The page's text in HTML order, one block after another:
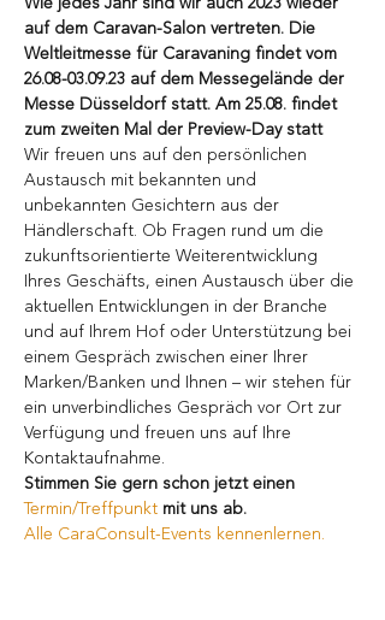
Wie jedes Jahr sind wir auch 2023 wieder
auf dem Caravan-Salon vertreten. Die
Weltleitmesse für Caravaning findet vom
26.08-03.09.23 auf dem Messegelände der
Messe Düsseldorf statt. Am 25.08. findet
zum zweiten Mal der Preview-Day statt
Wir freuen uns auf den persönlichen
Austausch mit bekannten und
unbekannten Gesichtern aus der
Händlerschaft. Ob Fragen rund um die
zukunftsorientierte Weiterentwicklung
Ihres Geschäfts, einen Austausch über die
aktuellen Entwicklungen in der Branche
und auf Ihrem Hof oder Unterstützung bei
einem Gespräch zwischen einer Ihrer
Marken/Banken und Ihnen – wir stehen für
ein unverbindliches Gespräch vor Ort zur
Verfügung und freuen uns auf Ihre
Kontaktaufnahme.
Stimmen Sie gern schon jetzt einen
Termin/Treffpunkt mit uns ab.
Alle CaraConsult-Events kennenlernen.